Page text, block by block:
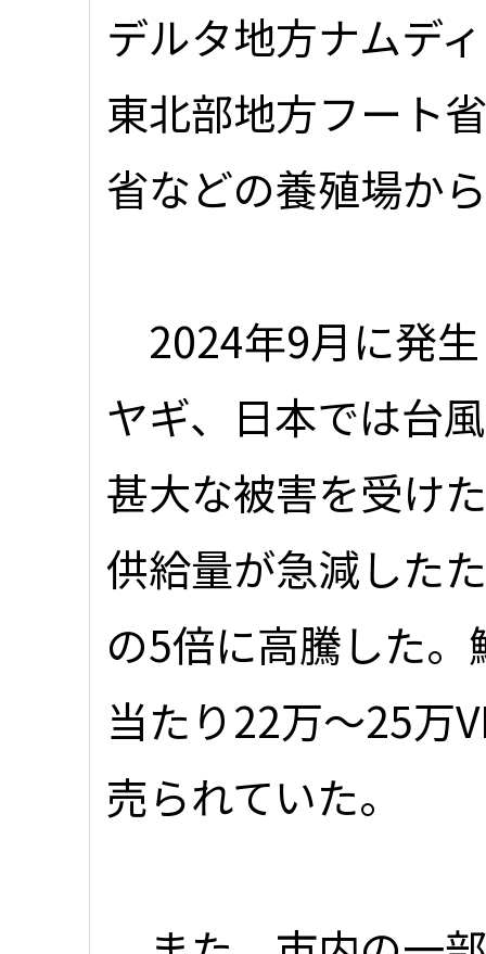
デルタ地方ナムデ
東北部地方フート
省などの養殖場か
2024年9月に発
ヤギ、日本では台
甚大な被害を受け
供給量が急減した
の5倍に高騰した
当たり22万～25万
売られていた。